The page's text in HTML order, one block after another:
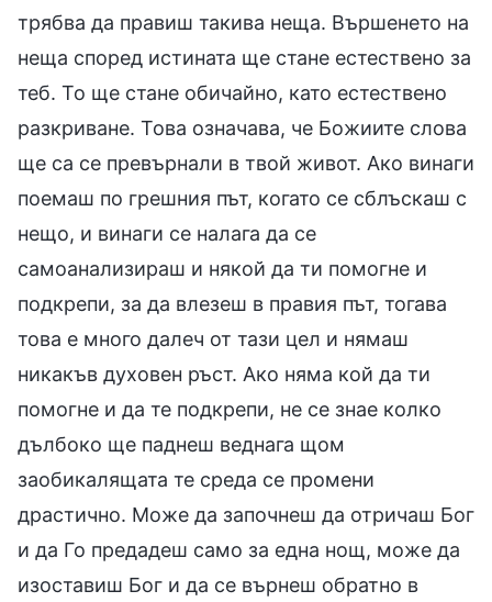
трябва да правиш такива неща. Вършенето на
неща според истината ще стане естествено за
теб. То ще стане обичайно, като естествено
разкриване. Това означава, че Божиите слова
ще са се превърнали в твой живот. Ако винаги
поемаш по грешния път, когато се сблъскаш с
нещо, и винаги се налага да се
самоанализираш и някой да ти помогне и
подкрепи, за да влезеш в правия път, тогава
това е много далеч от тази цел и нямаш
никакъв духовен ръст. Ако няма кой да ти
помогне и да те подкрепи, не се знае колко
дълбоко ще паднеш веднага щом
заобикалящата те среда се промени
драстично. Може да започнеш да отричаш Бог
и да Го предадеш само за една нощ, може да
изоставиш Бог и да се върнеш обратно в